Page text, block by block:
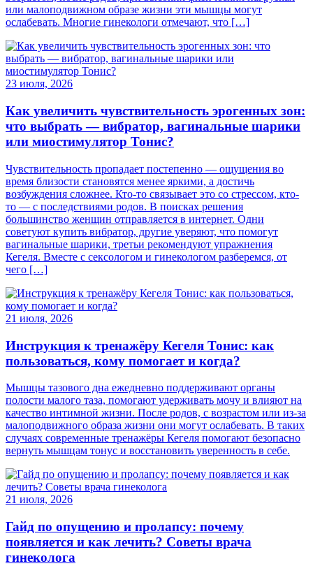
или малоподвижном образе жизни эти мышцы могут
ослабевать. Многие гинекологи отмечают, что […]
23 июля, 2026
Как увеличить чувствительность эрогенных зон:
что выбрать — вибратор, вагинальные шарики
или миостимулятор Тонис?
Чувствительность пропадает постепенно — ощущения во
время близости становятся менее яркими, а достичь
возбуждения сложнее. Кто-то связывает это со стрессом, кто-
то — с последствиями родов. В поисках решения
большинство женщин отправляется в интернет. Одни
советуют купить вибратор, другие уверяют, что помогут
вагинальные шарики, третьи рекомендуют упражнения
Кегеля. Вместе с сексологом и гинекологом разберемся, от
чего […]
21 июля, 2026
Инструкция к тренажёру Кегеля Тонис: как
пользоваться, кому помогает и когда?
Мышцы тазового дна ежедневно поддерживают органы
полости малого таза, помогают удерживать мочу и влияют на
качество интимной жизни. После родов, с возрастом или из-за
малоподвижного образа жизни они могут ослабевать. В таких
случаях современные тренажёры Кегеля помогают безопасно
вернуть мышцам тонус и восстановить уверенность в себе.
21 июля, 2026
Гайд по опущению и пролапсу: почему
появляется и как лечить? Советы врача
гинеколога